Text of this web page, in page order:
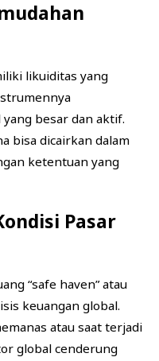
likuiditas yang
besar dan aktif.
bisa dicairkan dalam
ketentuan yang
Pasar
“safe haven” atau
keuangan global.
atau saat terjadi
global cenderung